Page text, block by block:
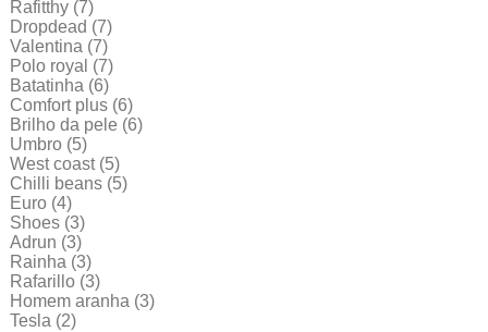
Rafitthy (7)
Dropdead (7)
Valentina (7)
Polo royal (7)
Batatinha (6)
Comfort plus (6)
Brilho da pele (6)
Umbro (5)
West coast (5)
Chilli beans (5)
Euro (4)
Shoes (3)
Adrun (3)
Rainha (3)
Rafarillo (3)
Homem aranha (3)
Tesla (2)